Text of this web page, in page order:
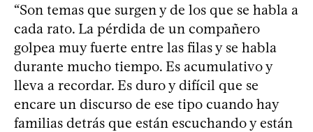
“Son temas que surgen y de los que se habla a
cada rato. La pérdida de un compañero
golpea muy fuerte entre las filas y se habla
durante mucho tiempo. Es acumulativo y
lleva a recordar. Es duro y difícil que se
encare un discurso de ese tipo cuando hay
familias detrás que están escuchando y están